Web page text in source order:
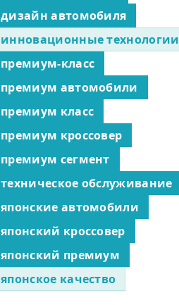
дизайн автомобиля
инновационные технологии
премиум-класс
премиум автомобили
премиум класс
премиум кроссовер
премиум сегмент
техническое обслуживание
японские автомобили
японский кроссовер
японский премиум
японское качество